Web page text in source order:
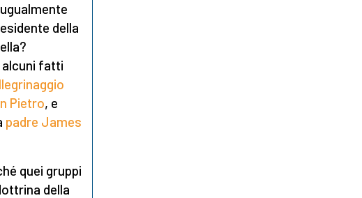
della
alcuni fatti
Pietro, e
padre James
quei gruppi
della